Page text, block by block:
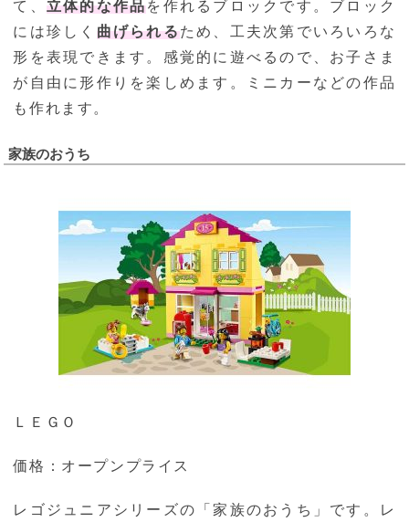
て、 立体的な作品を作れるブロックです。ブロック
には珍しく 曲げられるため、工夫次第でいろいろな
形を表現できます。感覚的に遊べるので、お子さま
が自由に形作りを楽しめます。ミニカーなどの作品
も作れます。
家族のおうち
ＬＥＧＯ
価格：オープンプライス
レゴジュニアシリーズの「家族のおうち」です。レ